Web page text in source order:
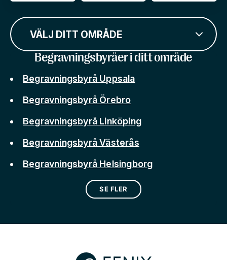
VÄLJ DITT OMRÅDE
Begravningsbyråer i ditt område
Begravningsbyrå Uppsala
Begravningsbyrå Örebro
Begravningsbyrå Linköping
Begravningsbyrå Västerås
Begravningsbyrå Helsingborg
SE FLER